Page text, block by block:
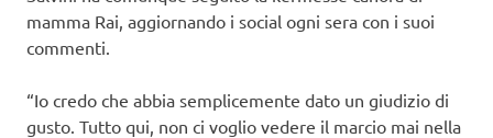
mamma Rai, aggiornando i social ogni sera con i suoi
commenti.
“Io credo che abbia semplicemente dato un giudizio di
gusto. Tutto qui, non ci voglio vedere il marcio mai nella